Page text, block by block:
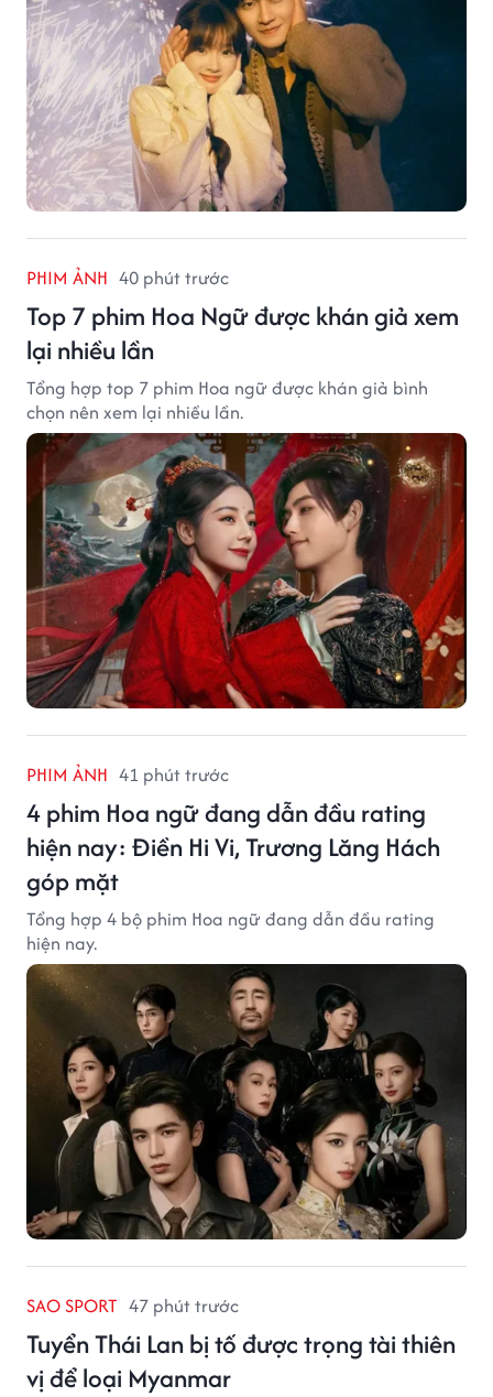
PHIM ẢNH 40 phút trước
Top 7 phim Hoa Ngữ được khán giả xem
lại nhiều lần
Tổng hợp top 7 phim Hoa ngữ được khán giả bình
chọn nên xem lại nhiều lần.
PHIM ẢNH 41 phút trước
4 phim Hoa ngữ đang dẫn đầu rating
hiện nay: Điền Hi Vi, Trương Lăng Hách
góp mặt
Tổng hợp 4 bộ phim Hoa ngữ đang dẫn đầu rating
hiện nay.
SAO SPORT 47 phút trước
Tuyển Thái Lan bị tố được trọng tài thiên
vị để loại Myanmar